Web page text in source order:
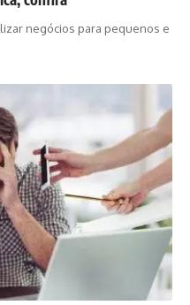
negócios para pequenos e